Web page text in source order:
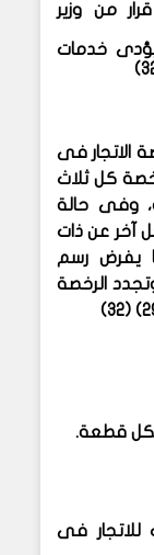
من وزير
يؤدى خدمات
الاتجار فى
كل ثلاث
وفى حالة
آخر عن ذات
بنسبة (٥٠%) كما يفرض رسم
الرخصة
قطعة.
فى